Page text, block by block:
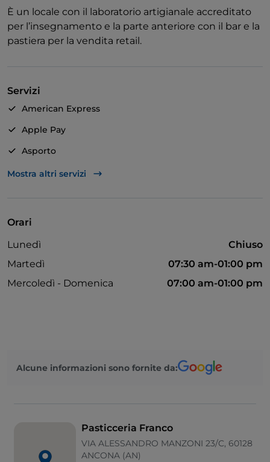
È un locale con il laboratorio artigianale accreditato
per l’insegnamento e la parte anteriore con il bar e la
pastiera per la vendita retail.
Servizi
American Express
Apple Pay
Asporto
Bancomat
Mostra altri servizi
Orari
Lunedì
Chiuso
Martedì
07:30 am-01:00 pm
Mercoledì - Domenica
07:00 am-01:00 pm
Alcune informazioni sono fornite da:
Pasticceria Franco
VIA ALESSANDRO MANZONI 23/C, 60128
ANCONA (AN)